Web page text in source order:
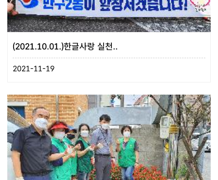
(2021.10.01.)한글사랑 실천..
2021-11-19